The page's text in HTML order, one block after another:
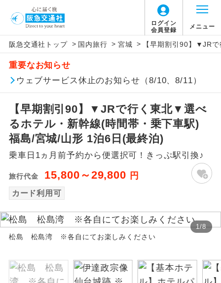
ログイン
会員登録
メニュー
阪急交通社トップ > 国内旅行 > 宮城 > 【早期割引90】▼JR
重要なお知らせ
ウェブサービス休止のお知らせ（8/10、8/11）
【早期割引90】▼JRで行く東北▼選べ
るホテル・新幹線(時間帯・乗下車駅)
福島/宮城/山形 1泊6日(最終泊)
乗車日1ヵ月前予約から便選択可！きっぷ駅引換♪
旅行代金 15,800～29,800 円
カード利用可
1/8
松島 松島湾 ※各自にてお楽しみください
アイコン 説明
添乗員同行
往路出発空港（駅）から復路到着空港
（駅）まで同行します。
現地添乗員同
行
現地到着空港（駅）から最終日出発空港
（駅）まで添乗員が同行します。
バスガイド乗
務
バスガイドが乗務し、車内での観光案内
があります。
新コース 初登場のコースです。
然遺産を訪ねるコースです。
絶景 絶景スポットに立ち寄るコースです。
温泉 温泉地にも宿泊するコースです。